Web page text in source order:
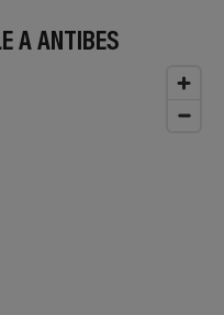
À ANTIBES